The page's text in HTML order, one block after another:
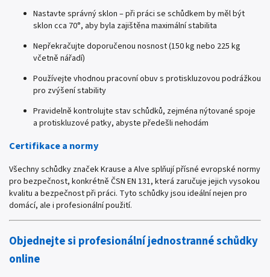
Nastavte správný sklon – při práci se schůdkem by měl být
sklon cca 70°, aby byla zajištěna maximální stabilita
Nepřekračujte doporučenou nosnost (150 kg nebo 225 kg
včetně nářadí)
Používejte vhodnou pracovní obuv s protiskluzovou podrážkou
pro zvýšení stability
Pravidelně kontrolujte stav schůdků, zejména nýtované spoje
a protiskluzové patky, abyste předešli nehodám
Certifikace a normy
Všechny schůdky značek Krause a Alve splňují přísné evropské normy
pro bezpečnost, konkrétně ČSN EN 131, která zaručuje jejich vysokou
kvalitu a bezpečnost při práci. Tyto schůdky jsou ideální nejen pro
domácí, ale i profesionální použití.
Objednejte si profesionální jednostranné schůdky
online